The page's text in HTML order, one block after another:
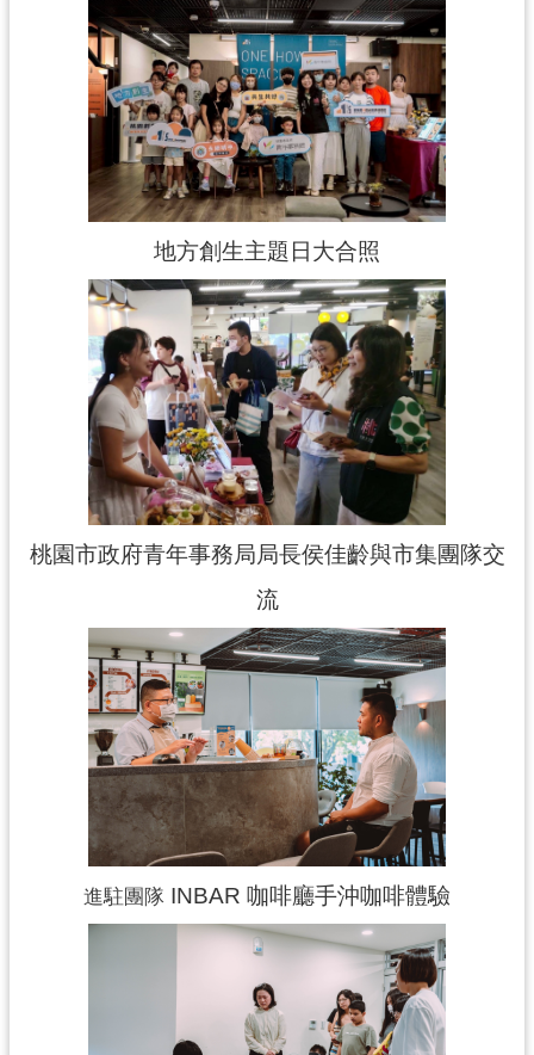
地方創生主題日大合照
桃園市政府青年事務局局長侯佳齡與市集團隊交
流
進駐團隊 INBAR 咖啡廳手沖咖啡體驗